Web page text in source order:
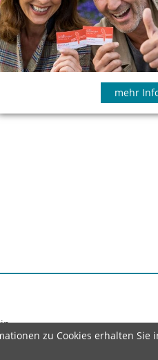
mehr
zu Cookies erhalten Sie